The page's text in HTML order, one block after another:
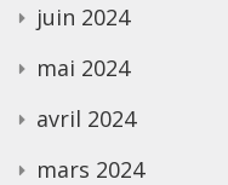
juin 2024
mai 2024
avril 2024
mars 2024